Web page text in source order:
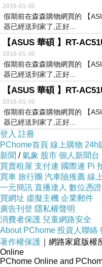
2016-01-30
假期前在森森購物網買的 【
器已經送到家了,正好...
【ASUS 華碩 】RT-
2016-01-30
假期前在森森購物網買的 【
器已經送到家了,正好...
【ASUS 華碩 】RT-
2016-01-30
假期前在森森購物網買的 【
器已經送到家了,正好...
登入 註冊
PChome首頁 線上購物 24h
新聞 /氣象 股市 個人新聞台
買賣租屋 支付連 國際連 Pi
買車 旅行團 汽車險推薦 線
一元簡訊 直播達人 數位憑證
買網址 虛擬主機 企業郵件
廣告刊登 隱私權聲明
消費者保護 兒童網路安全
About PChome 投資人聯絡
著作權保護 ｜網路家庭版權
Online
PChome Online and